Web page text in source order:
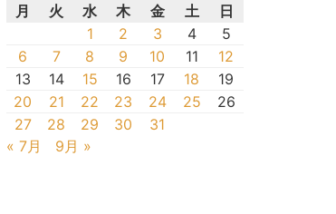
月
火 水 木 金 土
日
1
2 3 4
5
6
7 8 9 10 11
12
13
14 15 16 17 18
19
20
21 22 23 24 25
26
27
28 29 30
31
« 7月
9月 »